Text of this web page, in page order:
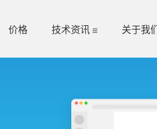
价格 技术资讯 关于我们